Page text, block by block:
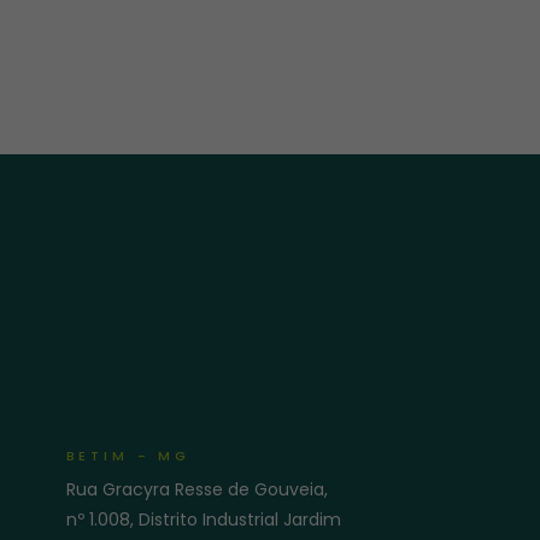
BETIM - MG
Rua Gracyra Resse de Gouveia,
nº 1.008, Distrito Industrial Jardim